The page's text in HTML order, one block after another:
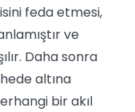
feda etmesi,
ve
Daha sonra
altına
bir akıl